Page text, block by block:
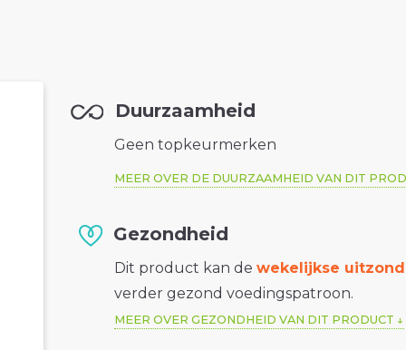
Duurzaamheid
Geen topkeurmerken
MEER OVER DE DUURZAAMHEID VAN DIT
Gezondheid
Dit product kan dewekelijkse
verder gezond voedingspatroon.
MEER OVER GEZONDHEID VAN DIT PRODUCT